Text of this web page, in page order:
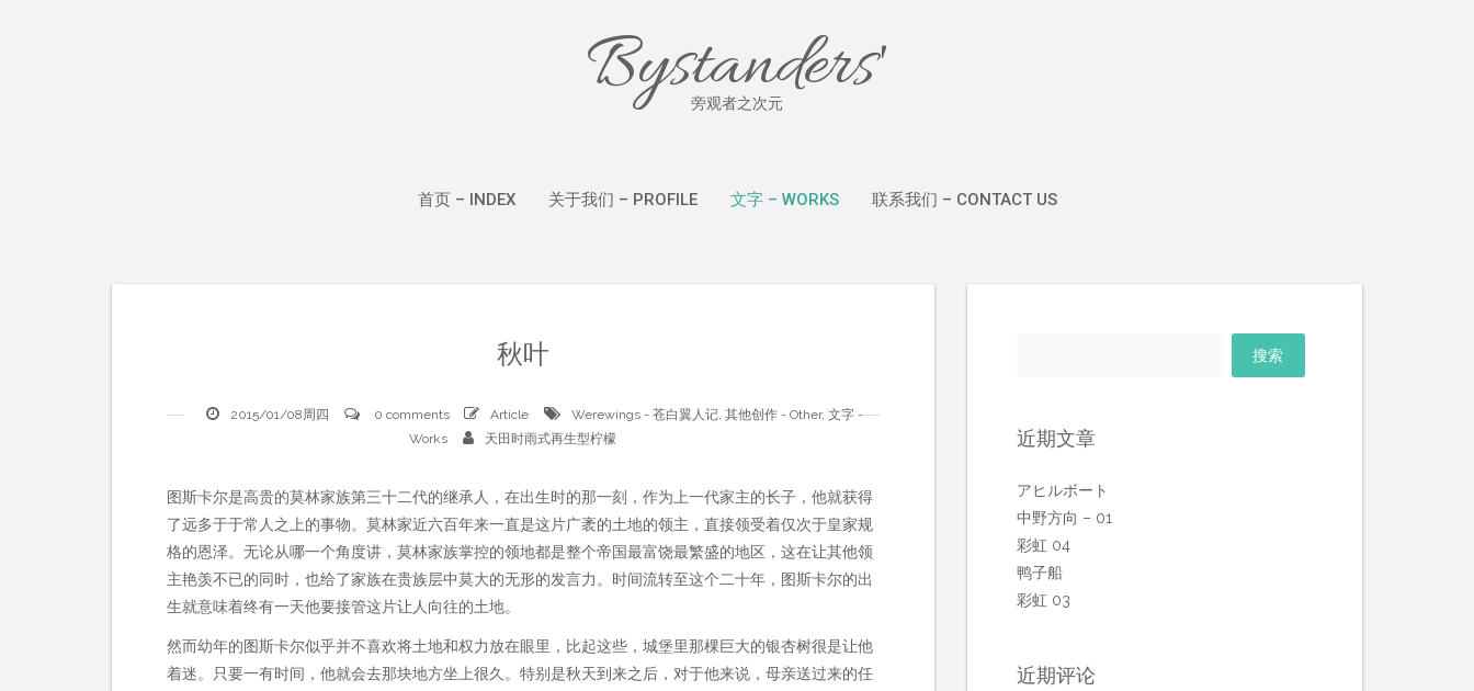
Bystanders'
旁观者之次元
首页 – INDEX 关于我们 – PROFILE 文字 – WORKS 联系我们 – CONTACT US
秋叶
2015/01/08周四 0 comments Article Werewings - 苍白翼人记, 其他创作 - Other, 文字 -
Works
天田时雨式再生型柠檬
图斯卡尔是高贵的莫林家族第三十二代的继承人，在出生时的那一刻，作为上一代家主的长子，他就获得
了远多于于常人之上的事物。莫林家近六百年来一直是这片广袤的土地的领主，直接领受着仅次于皇家规
格的恩泽。无论从哪一个角度讲，莫林家族掌控的领地都是整个帝国最富饶最繁盛的地区，这在让其他领
主艳羡不已的同时，也给了家族在贵族层中莫大的无形的发言力。时间流转至这个二十年，图斯卡尔的出
生就意味着终有一天他要接管这片让人向往的土地。
然而幼年的图斯卡尔似乎并不喜欢将土地和权力放在眼里，比起这些，城堡里那棵巨大的银杏树很是让他
着迷。只要一有时间，他就会去那块地方坐上很久。特别是秋天到来之后，对于他来说，母亲送过来的任
近期文章
アヒルボート
中野方向 – 01
彩虹 04
鸭子船
彩虹 03
近期评论